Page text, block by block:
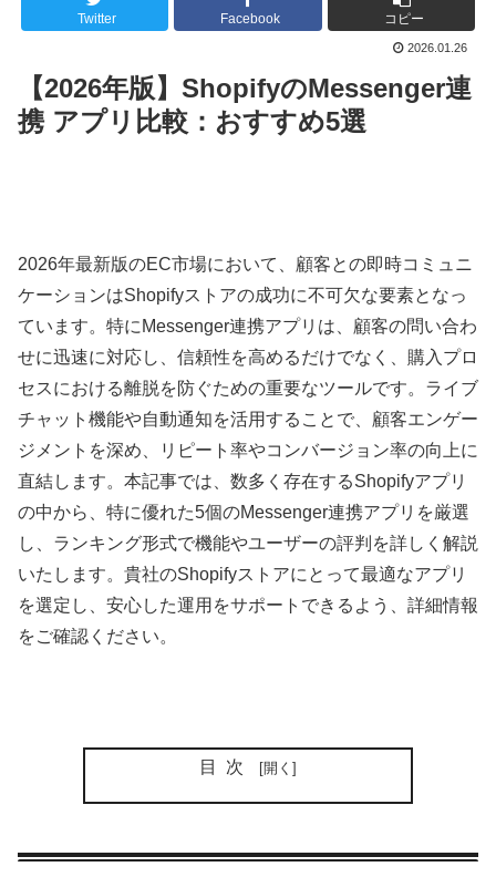
Twitter Facebook コピー
2026.01.26
【2026年版】ShopifyのMessenger連
携 アプリ比較：おすすめ5選
2026年最新版のEC市場において、顧客との即時コミュニ
ケーションはShopifyストアの成功に不可欠な要素となっ
ています。特にMessenger連携アプリは、顧客の問い合わ
せに迅速に対応し、信頼性を高めるだけでなく、購入プロ
セスにおける離脱を防ぐための重要なツールです。ライブ
チャット機能や自動通知を活用することで、顧客エンゲー
ジメントを深め、リピート率やコンバージョン率の向上に
直結します。本記事では、数多く存在するShopifyアプリ
の中から、特に優れた5個のMessenger連携アプリを厳選
し、ランキング形式で機能やユーザーの評判を詳しく解説
いたします。貴社のShopifyストアにとって最適なアプリ
を選定し、安心した運用をサポートできるよう、詳細情報
をご確認ください。
目次